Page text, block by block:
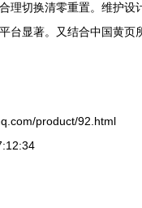
切换清零重置。维护
显著。又结合中国黄
product/92.html